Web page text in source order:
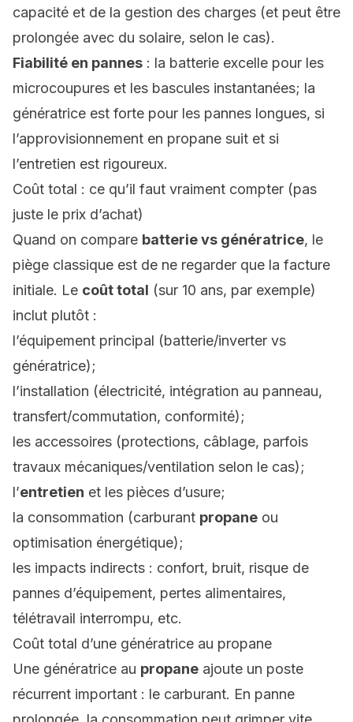
capacité et de la gestion des charges (et peut être
prolongée avec du solaire, selon le cas).
Fiabilité en pannes : la batterie excelle pour les
microcoupures et les bascules instantanées; la
génératrice est forte pour les pannes longues, si
l’approvisionnement en propane suit et si
l’entretien est rigoureux.
Coût total : ce qu’il faut vraiment compter (pas
juste le prix d’achat)
Quand on compare batterie vs génératrice, le
piège classique est de ne regarder que la facture
initiale. Le coût total (sur 10 ans, par exemple)
inclut plutôt :
l’équipement principal (batterie/inverter vs
génératrice);
l’installation (électricité, intégration au panneau,
transfert/commutation, conformité);
les accessoires (protections, câblage, parfois
travaux mécaniques/ventilation selon le cas);
l’entretien et les pièces d’usure;
la consommation (carburant propane ou
optimisation énergétique);
les impacts indirects : confort, bruit, risque de
pannes d’équipement, pertes alimentaires,
télétravail interrompu, etc.
Coût total d’une génératrice au propane
Une génératrice au propane ajoute un poste
récurrent important : le carburant. En panne